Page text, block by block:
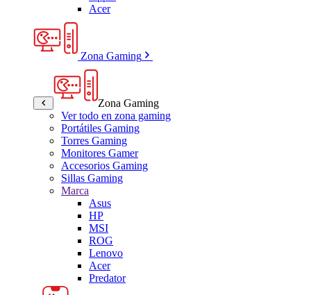
Acer
Zona Gaming
Zona Gaming
Ver todo en zona gaming
Portátiles Gaming
Torres Gaming
Monitores Gamer
Accesorios Gaming
Sillas Gaming
Marca
Asus
HP
MSI
ROG
Lenovo
Acer
Predator